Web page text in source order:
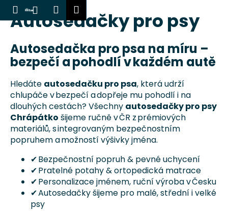
Přejít
HledatPřihlášení
Nákupní
košík
Menu
Autosedačky pro psy
Autosedačka pro psa na míru –
bezpečí a pohodlí v každém autě
Hledáte autosedačku pro psa, která udrží
chlupáče v bezpečí a dopřeje mu pohodlí i na
dlouhých cestách? Všechny autosedačky pro psy
Chrápátko šijeme ručně v ČR z prémiových
materiálů, s integrovaným bezpečnostním
popruhem a možností výšivky jména.
✔ Bezpečnostní popruh & pevné uchycení
✔ Pratelné potahy & ortopedická matrace
✔ Personalizace jménem, ruční výroba v Česku
✔ Autosedačky šijeme pro malé, střední i velké
psy
o Zpět
Zpět
C
o
p
o
t
ř
e
b